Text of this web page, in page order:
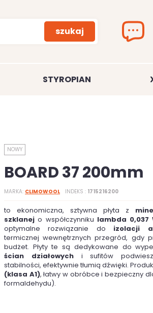
szukaj
STYROPIAN
NOWY
BOARD 37 200mm
MARKA CLIMOWOOL INDEKS 1715216200
to ekonomiczna, sztywna płyta z
szklanejo współczynniku lambda 0,037
optymalne rozwiązanie do izolacji
termicznej wewnętrznych przegród, gdy
budżet. Płyty te są dedykowane do
ścian działowychi sufitów
stabilności, efektywnie tłumią dźwięki.
(klasa A1), łatwy w obróbce i bezpieczny
formaldehydu).